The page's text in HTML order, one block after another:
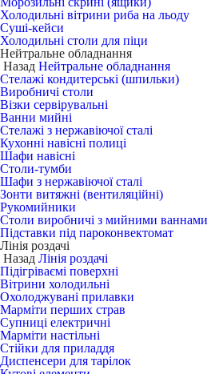
Холодильні вітрини риба на льоду
Суші-кейси
Холодильні столи для піци
Нейтральне обладнання
Назад Нейтральне обладнання
Стелажі кондитерські (шпильки)
Виробничі столи
Візки сервірувальні
Ванни мийні
Стелажі з нержавіючої сталі
Кухонні навісні полиці
Шафи навісні
Столи-тумби
Шафи з нержавіючої сталі
Зонти витяжні (вентиляційні)
Рукомийники
Столи виробничі з мийними ваннами
Підставки під пароконвектомат
Лінія роздачі
Назад Лінія роздачі
Підігріваємі поверхні
Вітрини холодильні
Охолоджувані прилавки
Марміти перших страв
Супниці електричні
Марміти настільні
Стійки для приладдя
Диспенсери для тарілок